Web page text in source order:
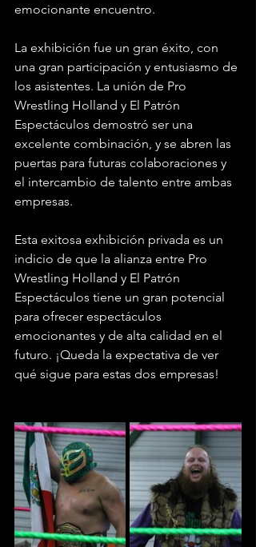
emocionante encuentro.
La exhibición fue un gran éxito, con
una gran participación y entusiasmo de
los asistentes. La unión de Pro
Wrestling Holland y El Patrón
Espectáculos demostró ser una
excelente combinación, y se abren las
puertas para futuras colaboraciones y
el intercambio de talento entre ambas
empresas.
Esta exitosa exhibición privada es un
indicio de que la alianza entre Pro
Wrestling Holland y El Patrón
Espectáculos tiene un gran potencial
para ofrecer espectáculos
emocionantes y de alta calidad en el
futuro. ¡Queda la expectativa de ver
qué sigue para estas dos empresas!